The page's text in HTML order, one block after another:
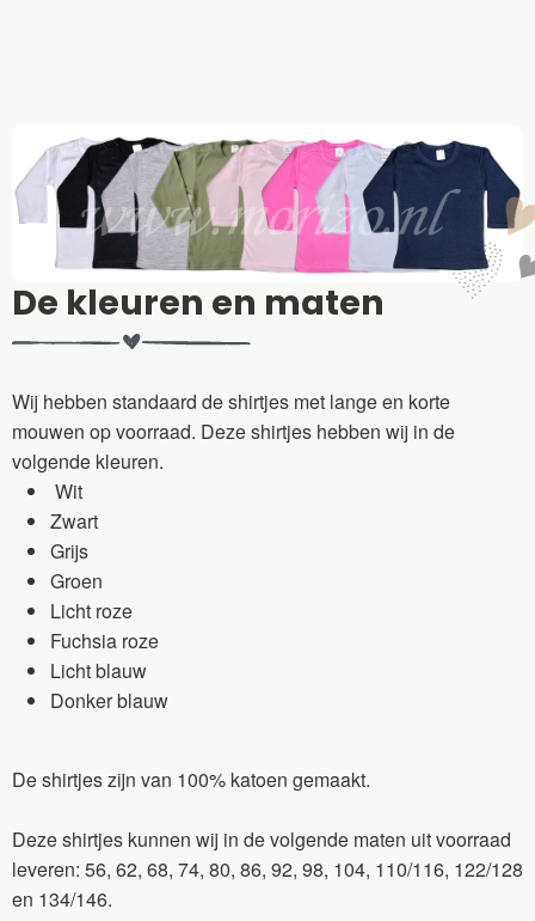
De kleuren en maten
Wij hebben standaard de shirtjes met lange en korte
mouwen op voorraad. Deze shirtjes hebben wij in de
volgende kleuren.
Wit
Zwart
Grijs
Groen
Licht roze
Fuchsia roze
Licht blauw
Donker blauw
De shirtjes zijn van 100% katoen gemaakt.
Deze shirtjes kunnen wij in de volgende maten uit voorraad
leveren: 56, 62, 68, 74, 80, 86, 92, 98, 104, 110/116, 122/128
en 134/146.